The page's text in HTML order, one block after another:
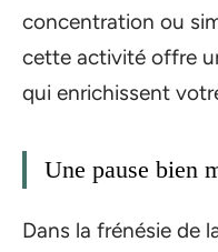
concentration ou
cette activité offre
qui enrichissent
Une pause bien
Dans la frénésie de